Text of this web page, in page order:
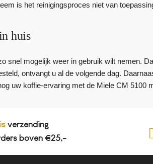
is het reinigingsproces niet van
huis
snel mogelijk weer in gebruik wilt nemen.
ontvangt u al de volgende dag.
uw koffie-ervaring met de Miele CM 5100
verzending
boven €25,-